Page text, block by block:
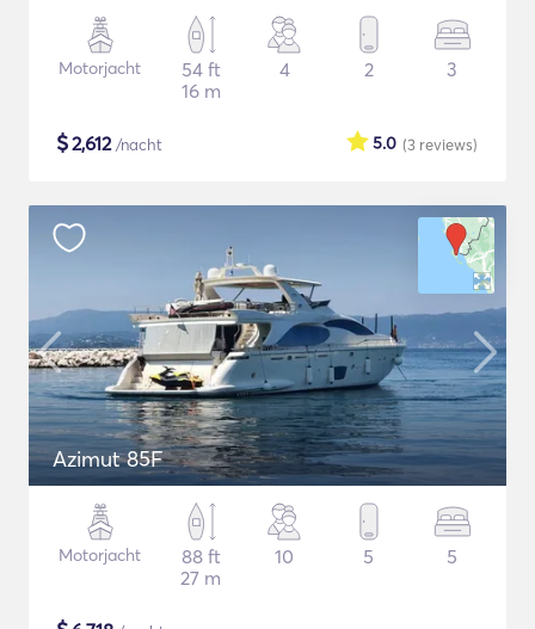
Motorjacht
54 ft
16 m
4 2 3
$2,612/nacht (3 reviews)
5.0
Azimut 85F
Motorjacht
88 ft
27 m
10 5 5